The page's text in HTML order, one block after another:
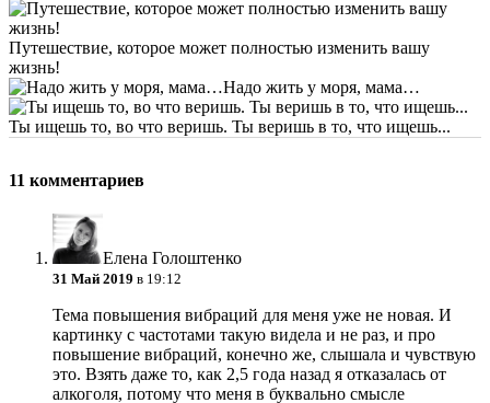
Путешествие, которое может полностью изменить вашу
жизнь!
Надо жить у моря, мама…
Ты ищешь то, во что веришь. Ты веришь в то, что ищешь...
11 комментариев
Елена Голоштенко
31 Май 2019 в 19:12
Тема повышения вибраций для меня уже не новая. И
картинку с частотами такую видела и не раз, и про
повышение вибраций, конечно же, слышала и чувствую
это. Взять даже то, как 2,5 года назад я отказалась от
алкоголя, потому что меня в буквально смысле